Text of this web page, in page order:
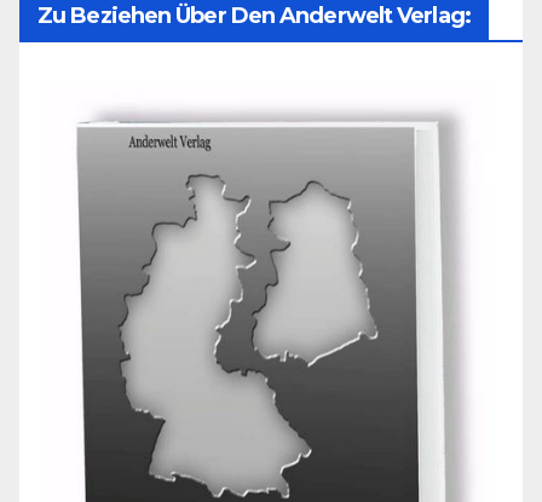
Zu Beziehen Über Den Anderwelt Verlag: